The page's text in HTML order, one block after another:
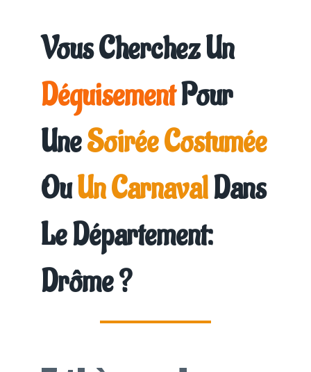
Vous Cherchez Un
DéguisementPour
UneSoirée Costumée
OuUn CarnavalDans
Le Département:
Drôme?